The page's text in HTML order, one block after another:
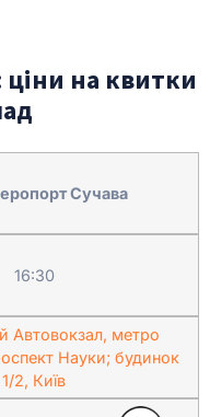
ціни на квитки
Сучава
16:30
Автовокзал, метро
Науки; будинок
1/2, Київ